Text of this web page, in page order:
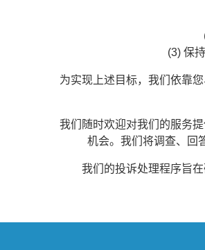
(3) 保
为实现上述目标，我们依靠
我们随时欢迎对我们的服务
机会。我们将调查、回
我们的投诉处理程序旨